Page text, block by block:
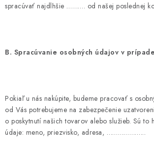
spracúvať najdlhšie ………. od našej poslednej
B. Spracúvanie osobných údajov v
Pokiaľ u nás nakúpite, budeme pracovať s
od Vás potrebujeme na zabezpečenie
o poskytnutí našich tovarov alebo služieb. Sú to
údaje: meno, priezvisko, adresa, ………………...